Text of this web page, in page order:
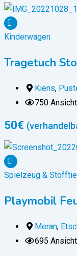
Kinderwagen
Tragetuch
Kiens,
750
50€
Spielzeug &
Playmobil
Meran,
695